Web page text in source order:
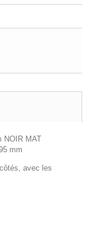
NOIR MAT
mm
avec les